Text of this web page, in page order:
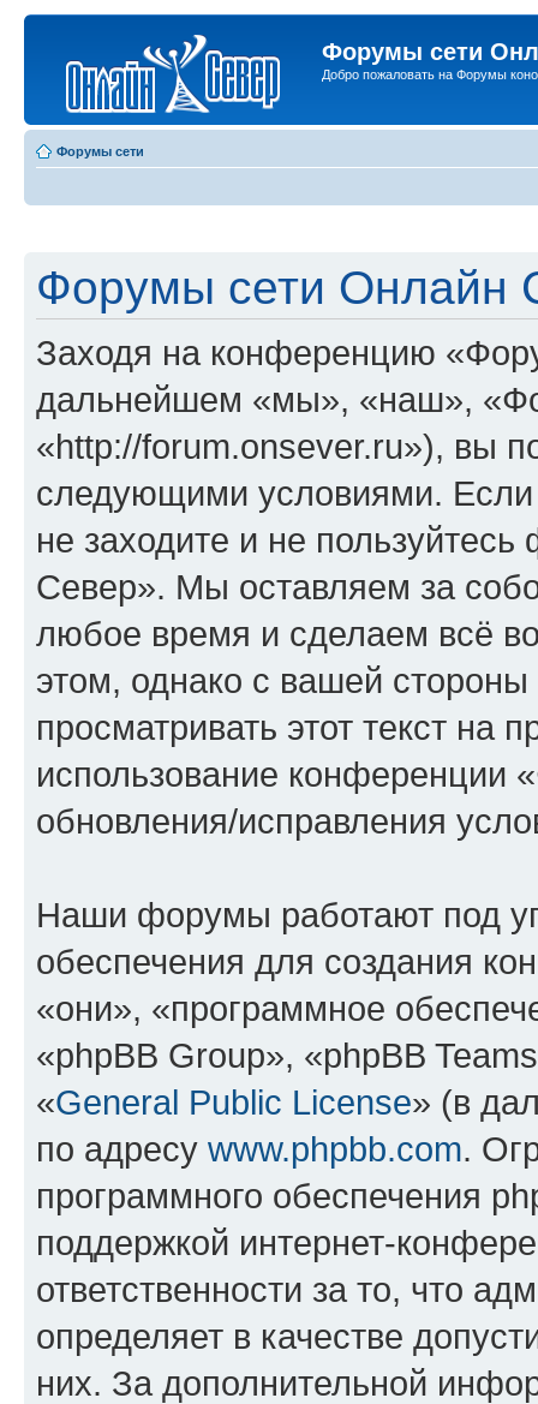
Форумы сети
Добро пожаловать на Форумы
Форумы сети
Форумы сети Онлайн
Заходя на конференцию
дальнейшем «мы», «наш»,
«http://forum.onsever.ru»), вы
следующими условиями.
не заходите и не
Север». Мы оставляем за
любое время и сделаем всё
этом, однако с вашей
просматривать этот текст на
использование
обновления/исправления
Наши форумы работают под
обеспечения для создания
«они», «программное
«phpBB Group», «phpBB
«General Public License» (в
по адресу www.phpbb.com.
программного обеспечения
поддержкой интернет-
ответственности за то, что
определяет в качестве
них. За дополнительной